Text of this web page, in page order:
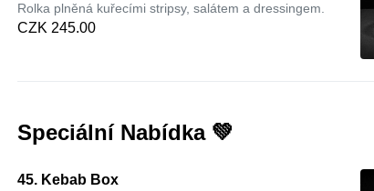
Rolka plněná kuřecími stripsy, salátem a dressingem.
CZK 245.00
Speciální Nabídka 💚
45. Kebab Box